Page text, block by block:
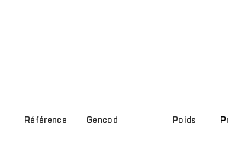
Référence Gencod Poids